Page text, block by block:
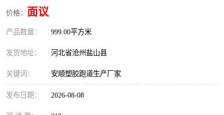
价格： 面议
产品数量： 999.00平方米
发货地址： 河北省沧州盐山县
关键词： 安顺塑胶跑道生产厂家
发布日期： 2026-08-08